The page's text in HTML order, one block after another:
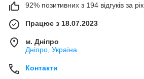
92% позитивних з 194 відгуків за рік
Працює з 18.07.2023
м. Дніпро
Дніпро, Україна
Контакти